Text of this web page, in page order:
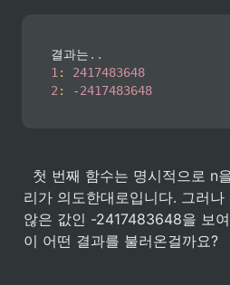
결과는 . .
1 :
2417483648
2 : -2417483648
리가 의도한대로입니다. 그러
않은 값인 -2417483648을 보
이 어떤 결과를 불러온걸까요?